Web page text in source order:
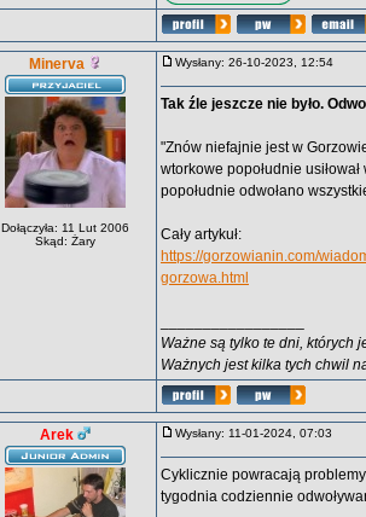
Minerva
Dołączyła: 11 Lut 2006
Skąd: Żary
Wysłany: 26-10-2023, 12:54
Tak źle jeszcze nie było.
"Znów niefajnie jest w
wtorkowe popołudnie
popołudnie odwołano
Cały artykuł:
https://gorzowianin.com/
gorzowa.html
Ważne są tylko te dni, których
Ważnych jest kilka tych chwil
Arek Wysłany: 11-01-2024, 07:03
Cyklicznie powracają
tygodnia codziennie